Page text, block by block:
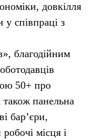
довкілля
у співпраці з
благодійним
50+ про
панельна
бар’єри,
місця і